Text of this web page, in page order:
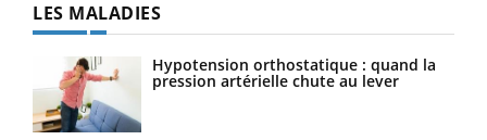
LES MALADIES
Hypotension orthostatique : quand la
pression artérielle chute au lever